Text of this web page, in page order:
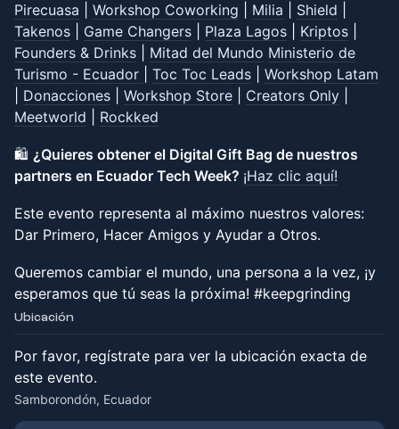
Pirecuasa
Workshop Coworking Milia Shield
Takenos
Game Changers Plaza Lagos Kriptos
Founders & Drinks
Mitad del Mundo Ministerio de
Turismo - Ecuador
Toc Toc Leads
Workshop Latam
Donacciones Workshop Store Creators Only
Meetworld
Rockked
🛍️ ¿Quieres obtener el Digital Gift Bag de nuestros
partners en Ecuador Tech Week? ¡Haz clic aquí!
Este evento representa al máximo nuestros valores:
Dar Primero, Hacer Amigos y Ayudar a Otros.
Queremos cambiar el mundo, una persona a la vez, ¡y
esperamos que tú seas la próxima! #keepgrinding
Ubicación
Por favor, regístrate para ver la ubicación exacta de
este evento.
Samborondón, Ecuador